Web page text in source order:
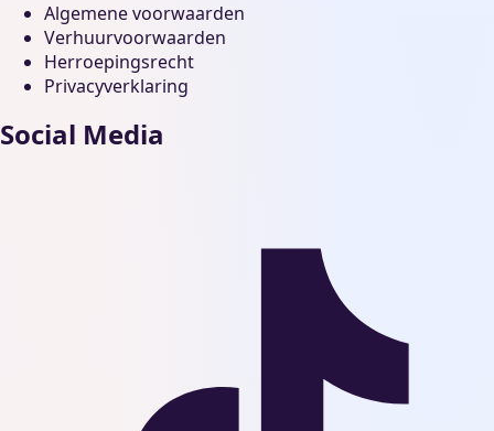
Algemene voorwaarden
Verhuurvoorwaarden
Herroepingsrecht
Privacyverklaring
Social Media